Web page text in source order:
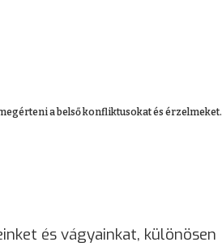
a belső konfliktusokat és érzelmeket.
és vágyainkat, különösen